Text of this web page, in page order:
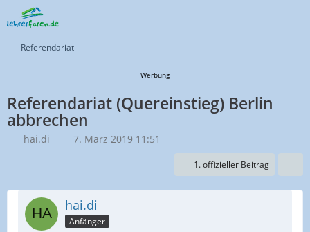
Referendariat
Werbung
Referendariat (Quereinstieg) Berlin
abbrechen
hai.di 7. März 2019 11:51
1. offizieller Beitrag
hai.di
Anfänger